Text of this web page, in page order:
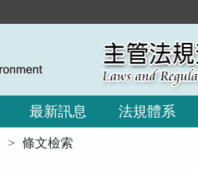
最新訊息 法規體系
條文檢索